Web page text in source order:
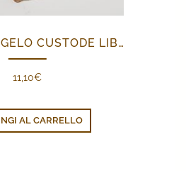
STATUA ANGELO CUSTODE LIBRO
11,10€
AL CARRELLO